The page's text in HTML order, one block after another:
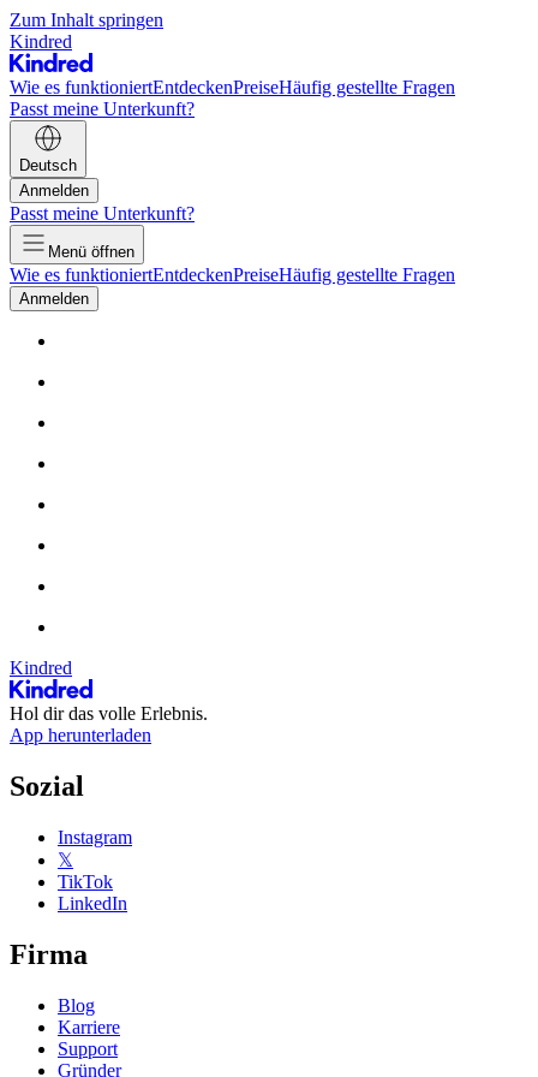
Zum Inhalt springen
Kindred
Wie es funktioniertEntdeckenPreiseHäufig gestellte Fragen
Passt meine Unterkunft?
Deutsch
Anmelden
Passt meine Unterkunft?
Menü öffnen
Wie es funktioniertEntdeckenPreiseHäufig gestellte Fragen
Anmelden
Kindred
Hol dir das volle Erlebnis.
App herunterladen
Sozial
Instagram
𝕏
TikTok
LinkedIn
Firma
Blog
Karriere
Support
Gründer